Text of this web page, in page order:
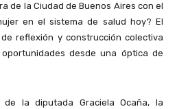
de la Ciudad de Buenos Aires con el
en el sistema de salud hoy? El
reflexión y construcción colectiva
desde una óptica de
la diputada Graciela Ocaña, la